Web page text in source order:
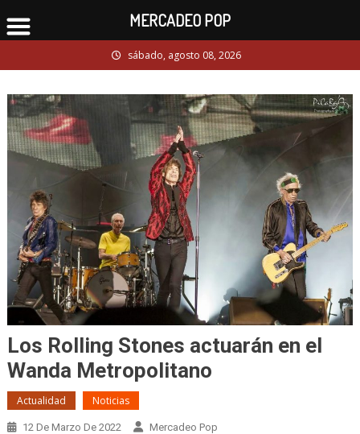
to
sábado, agosto 08, 2026
Los Rolling Stones actuarán en el
Wanda Metropolitano
Actualidad Noticias
12 De Marzo De 2022 Mercadeo Pop
MERCADEO POP